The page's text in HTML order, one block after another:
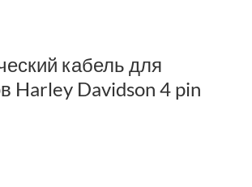
кабель для
Harley Davidson 4 pin